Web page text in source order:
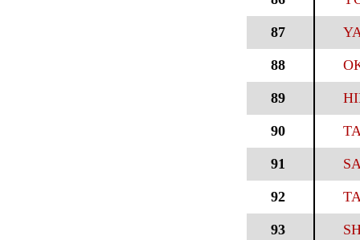
87
88
89
90
91
92
93